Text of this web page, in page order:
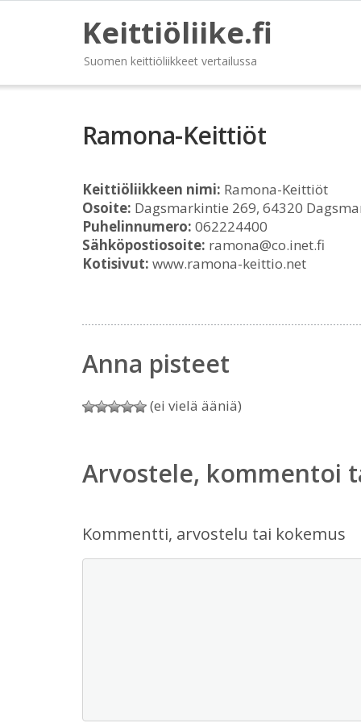
Keittiöliike.fi
Suomen keittiöliikkeet vertailussa
Ramona-Keittiöt
Keittiöliikkeen nimi: Ramona-Keittiöt
Osoite: Dagsmarkintie 269, 64320
Puhelinnumero: 062224400
Sähköpostiosoite: ramona@co.inet.fi
Kotisivut: www.ramona-keittio.net
Anna pisteet
(ei vielä ääniä)
Arvostele, kommentoi
Kommentti, arvostelu tai kokemus